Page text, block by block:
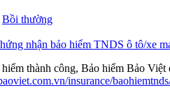
Bồi thường
nhận bảo hiểm TNDS ô tô/xe
thành công, Bảo hiểm Bảo
insurance/